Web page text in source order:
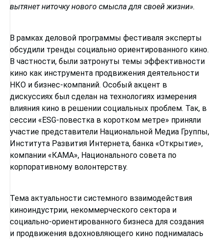
вытянет ниточку нового смысла для своей жизни».
В рамках деловой программы фестиваля эксперты
обсудили тренды социально ориентированного кино.
В частности, были затронуты темы эффективности
кино как инструмента продвижения деятельности
НКО и бизнес-компаний. Особый акцент в
дискуссиях был сделан на технологиях измерения
влияния кино в решении социальных проблем. Так, в
сессии «ESG-повестка в коротком метре» приняли
участие представители Национальной Медиа Группы,
Института Развития Интернета, банка «Открытие»,
компании «КАМА», Национального совета по
корпоративному волонтерству.
Тема актуальности системного взаимодействия
киноиндустрии, некоммерческого сектора и
социально-ориентированного бизнеса для создания
и продвижения вдохновляющего кино поднималась